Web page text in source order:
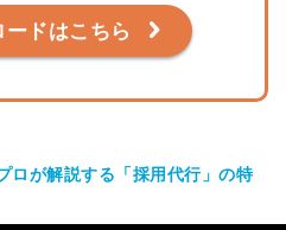
ドはこちら
ロが解説する「採用代行」の特